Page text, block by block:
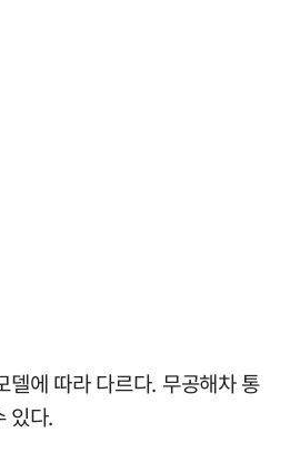
델에 따라 다르다. 무공해차 통
있다.